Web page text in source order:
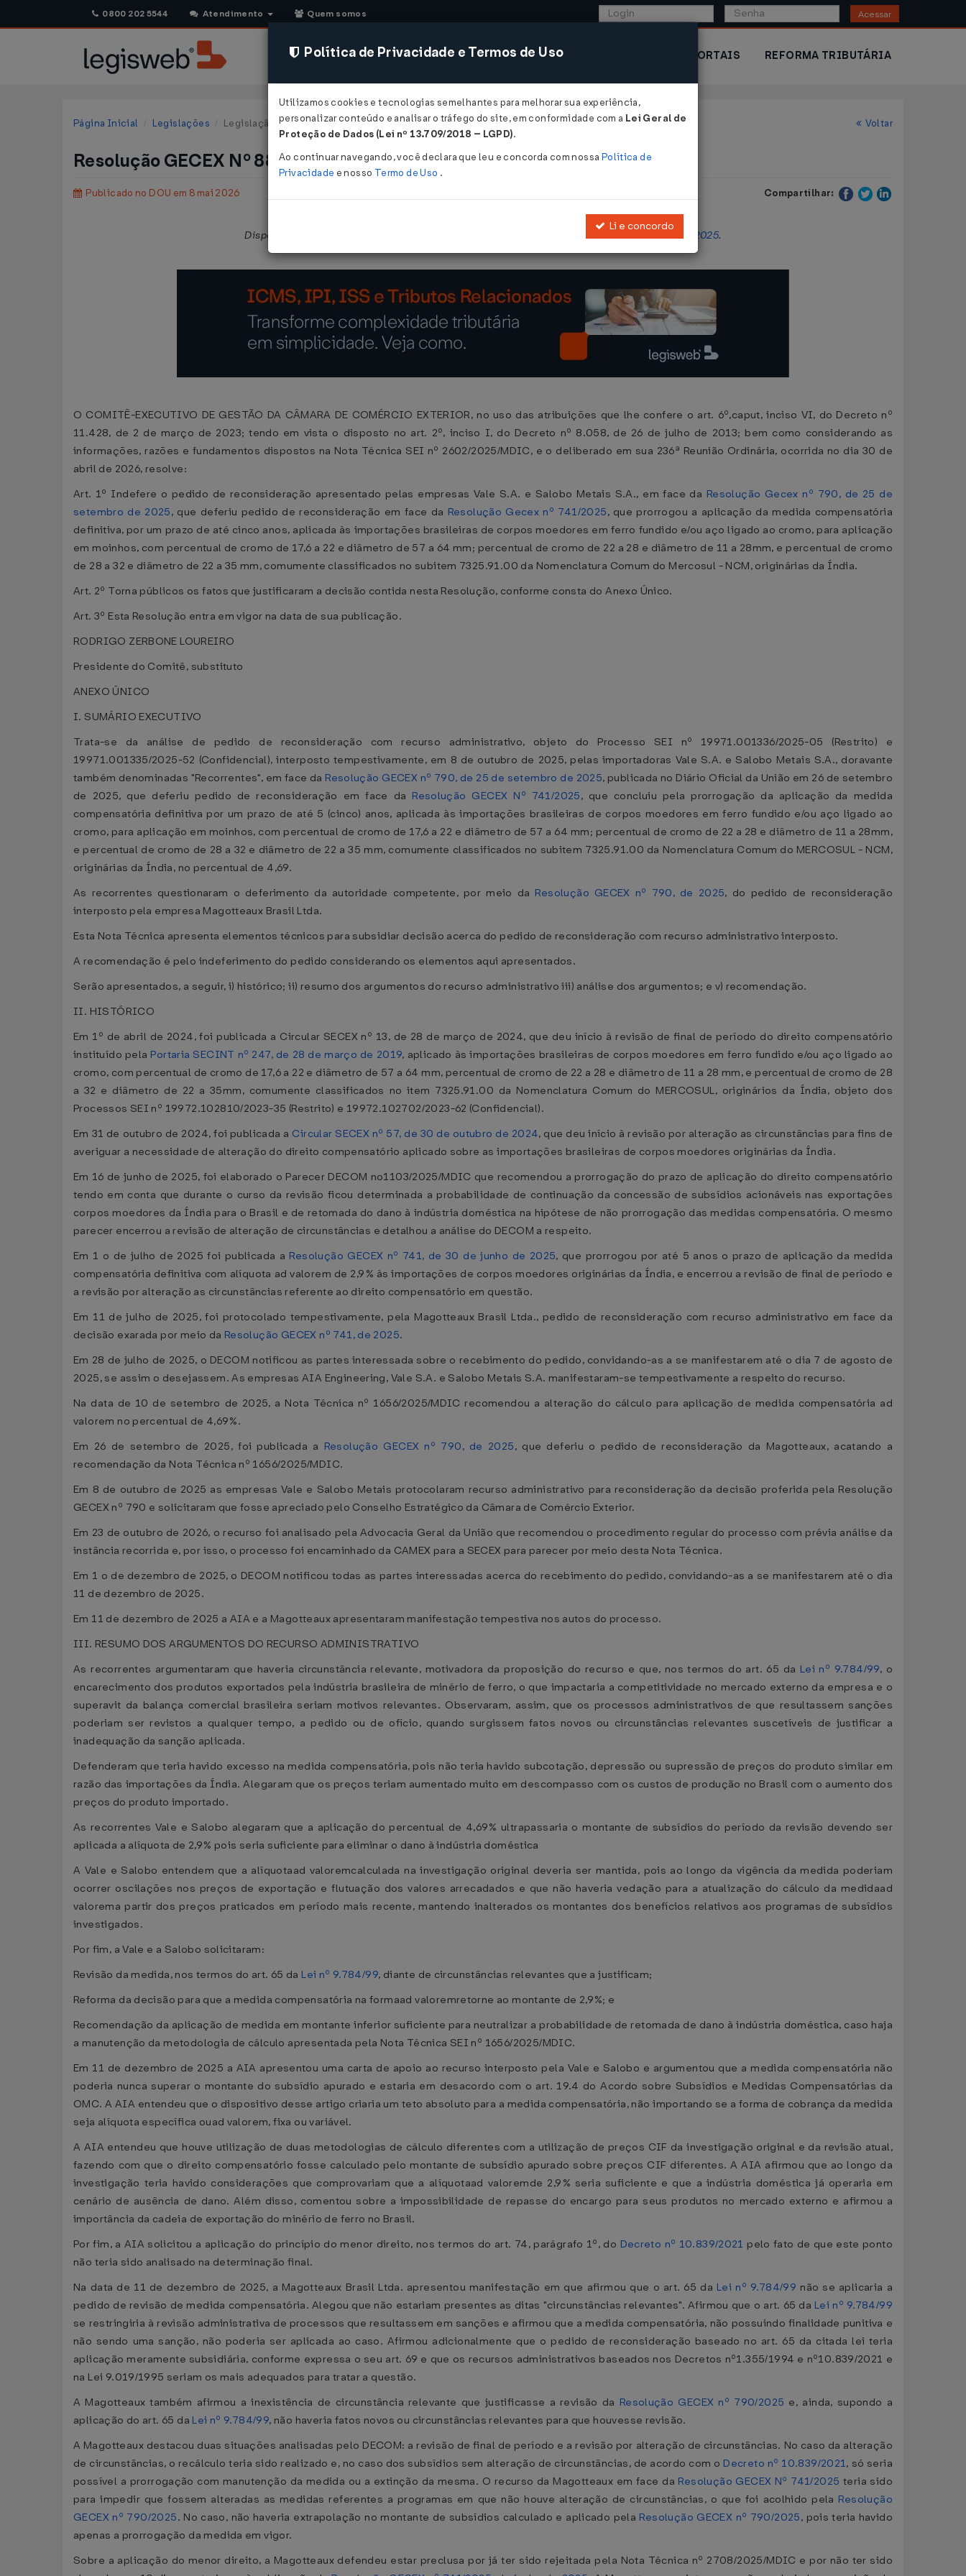
0800 202 5544 Atendimento Quem somos Acessar
CONSULTORIA SISTEMAS COMÉRCIO EXTERIOR PORTAIS REFORMA TRIBUTÁRIA
Página Inicial Legislações Legislação Federal Voltar
Resolução GECEX Nº 889 DE 08/05/2026
Publicado no DOU em 8 mai 2026 Compartilhar:
Dispõe sobre a apreciação do pedido de reconsideração em face da Resolução Gecex Nº 790/2025.
O COMITÊ-EXECUTIVO DE GESTÃO DA CÂMARA DE COMÉRCIO EXTERIOR, no uso das atribuições que lhe confere o art. 6º,caput, inciso VI, do Decreto nº
11.428, de 2 de março de 2023; tendo em vista o disposto no art. 2º, inciso I, do Decreto nº 8.058, de 26 de julho de 2013; bem como considerando as
informações, razões e fundamentos dispostos na Nota Técnica SEI nº 2602/2025/MDIC, e o deliberado em sua 236ª Reunião Ordinária, ocorrida no dia 30 de
abril de 2026, resolve:
Art. 1º Indefere o pedido de reconsideração apresentado pelas empresas Vale S.A. e Salobo Metais S.A., em face da Resolução Gecex nº 790, de 25 de
setembro de 2025, que deferiu pedido de reconsideração em face da Resolução Gecex nº 741/2025, que prorrogou a aplicação da medida compensatória
definitiva, por um prazo de até cinco anos, aplicada às importações brasileiras de corpos moedores em ferro fundido e/ou aço ligado ao cromo, para aplicação
em moinhos, com percentual de cromo de 17,6 a 22 e diâmetro de 57 a 64 mm; percentual de cromo de 22 a 28 e diâmetro de 11 a 28mm, e percentual de cromo
de 28 a 32 e diâmetro de 22 a 35 mm, comumente classificados no subitem 7325.91.00 da Nomenclatura Comum do Mercosul - NCM, originárias da Índia.
Art. 2º Torna públicos os fatos que justificaram a decisão contida nesta Resolução, conforme consta do Anexo Único.
Art. 3º Esta Resolução entra em vigor na data de sua publicação.
RODRIGO ZERBONE LOUREIRO
Presidente do Comitê, substituto
ANEXO ÚNICO
I. SUMÁRIO EXECUTIVO
Trata-se da análise de pedido de reconsideração com recurso administrativo, objeto do Processo SEI nº 19971.001336/2025-05 (Restrito) e
19971.001335/2025-52 (Confidencial), interposto tempestivamente, em 8 de outubro de 2025, pelas importadoras Vale S.A. e Salobo Metais S.A., doravante
também denominadas "Recorrentes", em face da Resolução GECEX nº 790, de 25 de setembro de 2025, publicada no Diário Oficial da União em 26 de setembro
de 2025, que deferiu pedido de reconsideração em face da Resolução GECEX Nº 741/2025, que concluiu pela prorrogação da aplicação da medida
compensatória definitiva por um prazo de até 5 (cinco) anos, aplicada às importações brasileiras de corpos moedores em ferro fundido e/ou aço ligado ao
cromo, para aplicação em moinhos, com percentual de cromo de 17,6 a 22 e diâmetro de 57 a 64 mm; percentual de cromo de 22 a 28 e diâmetro de 11 a 28mm,
e percentual de cromo de 28 a 32 e diâmetro de 22 a 35 mm, comumente classificados no subitem 7325.91.00 da Nomenclatura Comum do MERCOSUL - NCM,
originárias da Índia, no percentual de 4,69.
As recorrentes questionaram o deferimento da autoridade competente, por meio da Resolução GECEX nº 790, de 2025, do pedido de reconsideração
interposto pela empresa Magotteaux Brasil Ltda.
Esta Nota Técnica apresenta elementos técnicos para subsidiar decisão acerca do pedido de reconsideração com recurso administrativo interposto.
A recomendação é pelo indeferimento do pedido considerando os elementos aqui apresentados.
Serão apresentados, a seguir, i) histórico; ii) resumo dos argumentos do recurso administrativo iii) análise dos argumentos; e v) recomendação.
II. HISTÓRICO
Em 1º de abril de 2024, foi publicada a Circular SECEX nº 13, de 28 de março de 2024, que deu início à revisão de final de período do direito compensatório
instituído pela Portaria SECINT nº 247, de 28 de março de 2019, aplicado às importações brasileiras de corpos moedores em ferro fundido e/ou aço ligado ao
cromo, com percentual de cromo de 17,6 a 22 e diâmetro de 57 a 64 mm, percentual de cromo de 22 a 28 e diâmetro de 11 a 28 mm, e percentual de cromo de 28
a 32 e diâmetro de 22 a 35mm, comumente classificados no item 7325.91.00 da Nomenclatura Comum do MERCOSUL, originários da Índia, objeto dos
Processos SEI nº 19972.102810/2023-35 (Restrito) e 19972.102702/2023-62 (Confidencial).
Em 31 de outubro de 2024, foi publicada a Circular SECEX nº 57, de 30 de outubro de 2024, que deu início à revisão por alteração as circunstâncias para fins de
averiguar a necessidade de alteração do direito compensatório aplicado sobre as importações brasileiras de corpos moedores originárias da Índia.
Em 16 de junho de 2025, foi elaborado o Parecer DECOM no1103/2025/MDIC que recomendou a prorrogação do prazo de aplicação do direito compensatório
tendo em conta que durante o curso da revisão ficou determinada a probabilidade de continuação da concessão de subsídios acionáveis nas exportações
corpos moedores da Índia para o Brasil e de retomada do dano à indústria doméstica na hipótese de não prorrogação das medidas compensatória. O mesmo
parecer encerrou a revisão de alteração de circunstâncias e detalhou a análise do DECOM a respeito.
Em 1 o de julho de 2025 foi publicada a Resolução GECEX nº 741, de 30 de junho de 2025, que prorrogou por até 5 anos o prazo de aplicação da medida
compensatória definitiva com alíquota ad valorem de 2,9% às importações de corpos moedores originárias da Índia, e encerrou a revisão de final de período e
a revisão por alteração as circunstâncias referente ao direito compensatório em questão.
Em 11 de julho de 2025, foi protocolado tempestivamente, pela Magotteaux Brasil Ltda., pedido de reconsideração com recurso administrativo em face da
decisão exarada por meio da Resolução GECEX nº 741, de 2025.
Em 28 de julho de 2025, o DECOM notificou as partes interessada sobre o recebimento do pedido, convidando-as a se manifestarem até o dia 7 de agosto de
2025, se assim o desejassem. As empresas AIA Engineering, Vale S.A. e Salobo Metais S.A. manifestaram-se tempestivamente a respeito do recurso.
Na data de 10 de setembro de 2025, a Nota Técnica nº 1656/2025/MDIC recomendou a alteração do cálculo para aplicação de medida compensatória ad
valorem no percentual de 4,69%.
Em 26 de setembro de 2025, foi publicada a Resolução GECEX nº 790, de 2025, que deferiu o pedido de reconsideração da Magotteaux, acatando a
recomendação da Nota Técnica nº 1656/2025/MDIC.
Em 8 de outubro de 2025 as empresas Vale e Salobo Metais protocolaram recurso administrativo para reconsideração da decisão proferida pela Resolução
GECEX nº 790 e solicitaram que fosse apreciado pelo Conselho Estratégico da Câmara de Comércio Exterior.
Em 23 de outubro de 2026, o recurso foi analisado pela Advocacia Geral da União que recomendou o procedimento regular do processo com prévia análise da
instância recorrida e, por isso, o processo foi encaminhado da CAMEX para a SECEX para parecer por meio desta Nota Técnica.
Em 1 o de dezembro de 2025, o DECOM notificou todas as partes interessadas acerca do recebimento do pedido, convidando-as a se manifestarem até o dia
11 de dezembro de 2025.
Em 11 de dezembro de 2025 a AIA e a Magotteaux apresentaram manifestação tempestiva nos autos do processo.
III. RESUMO DOS ARGUMENTOS DO RECURSO ADMINISTRATIVO
As recorrentes argumentaram que haveria circunstância relevante, motivadora da proposição do recurso e que, nos termos do art. 65 da Lei nº 9.784/99, o
encarecimento dos produtos exportados pela indústria brasileira de minério de ferro, o que impactaria a competitividade no mercado externo da empresa e o
superavit da balança comercial brasileira seriam motivos relevantes. Observaram, assim, que os processos administrativos de que resultassem sanções
poderiam ser revistos a qualquer tempo, a pedido ou de ofício, quando surgissem fatos novos ou circunstâncias relevantes suscetíveis de justificar a
inadequação da sanção aplicada.
Defenderam que teria havido excesso na medida compensatória, pois não teria havido subcotação, depressão ou supressão de preços do produto similar em
razão das importações da Índia. Alegaram que os preços teriam aumentado muito em descompasso com os custos de produção no Brasil com o aumento dos
preços do produto importado.
As recorrentes Vale e Salobo alegaram que a aplicação do percentual de 4,69% ultrapassaria o montante de subsídios do período da revisão devendo ser
aplicada a alíquota de 2,9% pois seria suficiente para eliminar o dano à indústria doméstica
A Vale e Salobo entendem que a alíquotaad valoremcalculada na investigação original deveria ser mantida, pois ao longo da vigência da medida poderiam
ocorrer oscilações nos preços de exportação e flutuação dos valores arrecadados e que não haveria vedação para a atualização do cálculo da medidaad
valorema partir dos preços praticados em período mais recente, mantendo inalterados os montantes dos benefícios relativos aos programas de subsídios
investigados.
Por fim, a Vale e a Salobo solicitaram:
Revisão da medida, nos termos do art. 65 da Lei nº 9.784/99, diante de circunstâncias relevantes que a justificam;
Reforma da decisão para que a medida compensatória na formaad valoremretorne ao montante de 2,9%; e
Recomendação da aplicação de medida em montante inferior suficiente para neutralizar a probabilidade de retomada de dano à indústria doméstica, caso haja
a manutenção da metodologia de cálculo apresentada pela Nota Técnica SEI nº 1656/2025/MDIC.
Em 11 de dezembro de 2025 a AIA apresentou uma carta de apoio ao recurso interposto pela Vale e Salobo e argumentou que a medida compensatória não
poderia nunca superar o montante do subsídio apurado e estaria em desacordo com o art. 19.4 do Acordo sobre Subsídios e Medidas Compensatórias da
OMC. A AIA entendeu que o dispositivo desse artigo criaria um teto absoluto para a medida compensatória, não importando se a forma de cobrança da medida
seja alíquota específica ouad valorem, fixa ou variável.
A AIA entendeu que houve utilização de duas metodologias de cálculo diferentes com a utilização de preços CIF da investigação original e da revisão atual,
fazendo com que o direito compensatório fosse calculado pelo montante de subsídio apurado sobre preços CIF diferentes. A AIA afirmou que ao longo da
investigação teria havido considerações que comprovariam que a alíquotaad valoremde 2,9% seria suficiente e que a indústria doméstica já operaria em
cenário de ausência de dano. Além disso, comentou sobre a impossibilidade de repasse do encargo para seus produtos no mercado externo e afirmou a
importância da cadeia de exportação do minério de ferro no Brasil.
Por fim, a AIA solicitou a aplicação do princípio do menor direito, nos termos do art. 74, parágrafo 1º, do Decreto nº 10.839/2021 pelo fato de que este ponto
não teria sido analisado na determinação final.
Na data de 11 de dezembro de 2025, a Magotteaux Brasil Ltda. apresentou manifestação em que afirmou que o art. 65 da Lei nº 9.784/99 não se aplicaria a
pedido de revisão de medida compensatória. Alegou que não estariam presentes as ditas "circunstâncias relevantes". Afirmou que o art. 65 da Lei nº 9.784/99
se restringiria à revisão administrativa de processos que resultassem em sanções e afirmou que a medida compensatória, não possuindo finalidade punitiva e
não sendo uma sanção, não poderia ser aplicada ao caso. Afirmou adicionalmente que o pedido de reconsideração baseado no art. 65 da citada lei teria
aplicação meramente subsidiária, conforme expressa o seu art. 69 e que os recursos administrativos baseados nos Decretos nº1.355/1994 e nº10.839/2021 e
na Lei 9.019/1995 seriam os mais adequados para tratar a questão.
A Magotteaux também afirmou a inexistência de circunstância relevante que justificasse a revisão da Resolução GECEX nº 790/2025 e, ainda, supondo a
aplicação do art. 65 da Lei nº 9.784/99, não haveria fatos novos ou circunstâncias relevantes para que houvesse revisão.
A Magotteaux destacou duas situações analisadas pelo DECOM: a revisão de final de período e a revisão por alteração de circunstâncias. No caso da alteração
de circunstâncias, o recálculo teria sido realizado e, no caso dos subsídios sem alteração de circunstâncias, de acordo com o Decreto nº 10.839/2021, só seria
possível a prorrogação com manutenção da medida ou a extinção da mesma. O recurso da Magotteaux em face da Resolução GECEX Nº 741/2025 teria sido
para impedir que fossem alteradas as medidas referentes a programas em que não houve alteração de circunstâncias, o que foi acolhido pela Resolução
GECEX nº 790/2025. No caso, não haveria extrapolação no montante de subsídios calculado e aplicado pela Resolução GECEX nº 790/2025, pois teria havido
apenas a prorrogação da medida em vigor.
Sobre a aplicação do menor direito, a Magotteaux defendeu estar preclusa por já ter sido rejeitada pela Nota Técnica nº 2708/2025/MDIC e por não ter sido
Política de Privacidade e Termos de Uso
Utilizamos cookies e tecnologias semelhantes para melhorar sua experiência,
personalizar conteúdo e analisar o tráfego do site, em conformidade com a Lei Geral de
Proteção de Dados (Lei nº 13.709/2018 – LGPD).
Ao continuar navegando, você declara que leu e concorda com nossa Política de
Privacidade e nosso Termo de Uso .
Li e concordo